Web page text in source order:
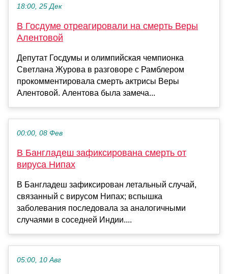
18:00, 25 Дек
В Госдуме отреагировали на смерть Веры
Алентовой
Депутат Госдумы и олимпийская чемпионка
Светлана Журова в разговоре с Рамблером
прокомментировала смерть актрисы Веры
Алентовой. Алентова была замеча...
00:00, 08 Фев
В Бангладеш зафиксирована смерть от
вируса Нипах
В Бангладеш зафиксирован летальный случай,
связанный с вирусом Нипах; вспышка
заболевания последовала за аналогичными
случаями в соседней Индии....
05:00, 10 Авг